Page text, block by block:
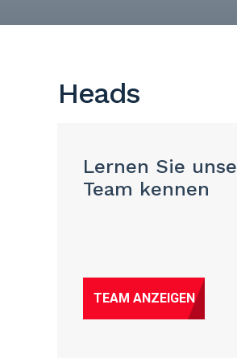
Heads
Lernen Sie
Team kennen
TEAM ANZEIGEN